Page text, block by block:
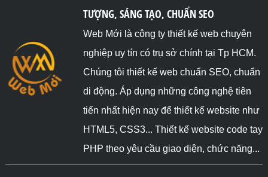
TƯỢNG, SÁNG TẠO, CHUẨN SEO
Web Mới là công ty thiết kế web chuyên
nghiệp uy tín có trụ sở chính tại Tp HCM.
Chúng tôi thiết kế web chuẩn SEO, chuẩn
di động. Áp dụng những công nghệ tiên
tiến nhất hiện nay để thiết kế website như
HTML5, CSS3... Thiết kế website code tay
PHP theo yêu cầu giao diện, chức năng...